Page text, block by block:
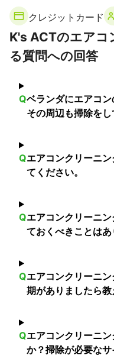
台東区
稲城市
北区
小金井市 西東
東久留米市
足立区
葛飾区
国立市 清瀬市
瑞穂町
青梅市
檜原村 奥多
浦安市
流山市
袖ケ浦市 木
千葉市
富津市
鋸南町
東金市
睦沢町 大多
白子町
芝山町 山武市
上野原市 道志村 大
埼玉県】
志木市
三郷市
ふじみ野市
入間市
吉川市 川越市
クレジットカード
K's ACTのエアコ
る質問への回答
Qベランダにエアコン
その周辺も掃除をし
Qエアコンクリーニ
てください。
Qエアコンクリーニ
ておくべきことはあ
Qエアコンクリーニ
期がありましたら教
Qエアコンクリーニ
か？掃除が必要なサ